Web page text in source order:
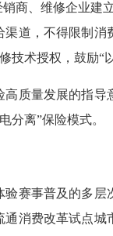
商、维修企业建
道，不得限制
术授权，鼓励“
质量发展的指
分离”保险模式。
赛事普及的多
消费改革试点